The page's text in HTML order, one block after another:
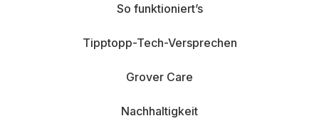
So funktioniert’s
Tipptopp-Tech-Versprechen
Grover Care
Nachhaltigkeit